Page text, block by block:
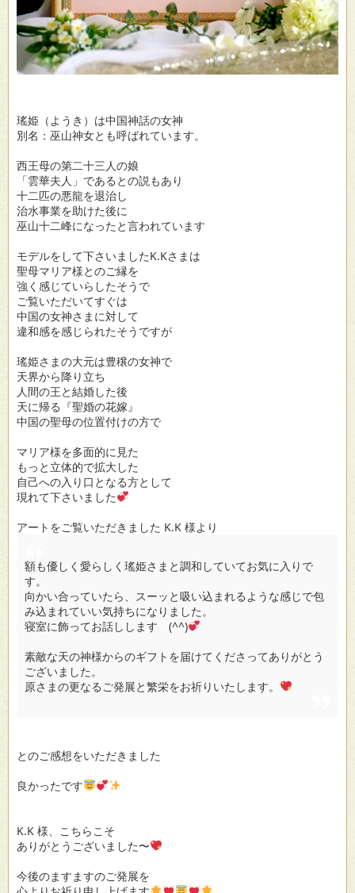
瑤姫（ようき）は中国神話の女神
別名：巫山神女とも呼ばれています。
西王母の第二十三人の娘
「雲華夫人」であるとの説もあり
十二匹の悪龍を退治し
治水事業を助けた後に
巫山十二峰になったと言われています
モデルをして下さいましたK.Kさまは
聖母マリア様とのご縁を
強く感じていらしたそうで
ご覧いただいてすぐは
中国の女神さまに対して
違和感を感じられたそうですが
瑤姫さまの大元は豊穣の女神で
天界から降り立ち
人間の王と結婚した後
天に帰る『聖婚の花嫁』
中国の聖母の位置付けの方で
マリア様を多面的に見た
もっと立体的で拡大した
自己への入り口となる方として
現れて下さいました
アートをご覧いただきました K.K 様より
額も優しく愛らしく瑤姫さまと調和していてお気に入りで
す。
向かい合っていたら、スーッと吸い込まれるような感じで包
み込まれていい気持ちになりました。
寝室に飾ってお話しします (^^)
素敵な天の神様からのギフトを届けてくださってありがとう
ございました。
原さまの更なるご発展と繁栄をお祈りいたします。
とのご感想をいただきました
良かったです
K.K 様、こちらこそ
ありがとうございました〜
今後のますますのご発展を